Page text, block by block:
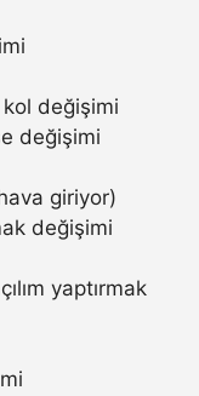
değişimi
değişimi
giriyor)
değişimi
yaptırmak